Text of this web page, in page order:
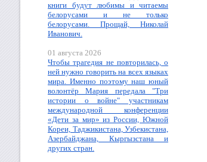
книги будут любимы и читаемы
белорусами и не только
белорусами. Прощай, Николай
Иванович.
01 августа 2026
Чтобы трагедия не повторилась, о
ней нужно говорить на всех языках
мира. Именно поэтому наш юный
волонтёр Мария передала "Три
истории о войне" участникам
международной конференции
«Дети за мир» из России, Южной
Кореи, Таджикистана, Узбекистана,
Азербайджана, Кыргызстана и
других стран.